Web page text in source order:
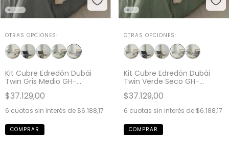
OTRAS OPCIONES:
Kit Cubre Edredón Dubái
Twin Gris Medio GH-
$37.129,00
6 cuotas sin interés de $6.188,17
OTRAS OPCIONES:
Kit Cubre Edredón Dubái
Twin Verde Seco GH-
$37.129,00
6 cuotas sin interés de $6.188,17